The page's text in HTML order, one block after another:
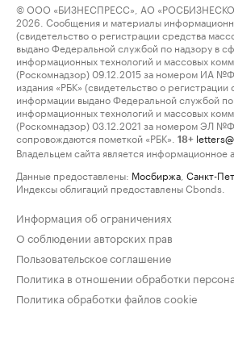
© ООО «БИЗНЕСПРЕСС», АО
2026. Сообщения и материалы
(свидетельство о регистрации средства
выдано Федеральной службой по надзору в
информационных технологий и массовых
(Роскомнадзор) 09.12.2015 за номером ИА
издания «РБК» (свидетельство о
информации выдано Федеральной службой по
информационных технологий и массовых
(Роскомнадзор) 03.12.2021 за номером ЭЛ
сопровождаются пометкой «РБК».
18+
Владельцем сайта является информационное
Данные предоставлены: Мосбиржа Санкт-
Индексы облигаций предоставлены Cbonds.
Информация об ограничениях
О соблюдении авторских прав
Пользовательское соглашение
Политика в отношении обработки
Политика обработки файлов cookie